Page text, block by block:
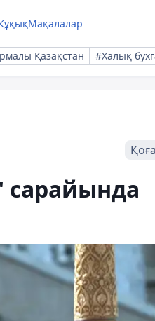
Мақалалар
Қазақстан #Халық
сарайында